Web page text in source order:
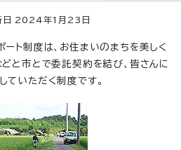
2024年1月23日
ト制度は、お住まいのまちを美しく
と市とで委託契約を結び、皆さんに
ていただく制度です。